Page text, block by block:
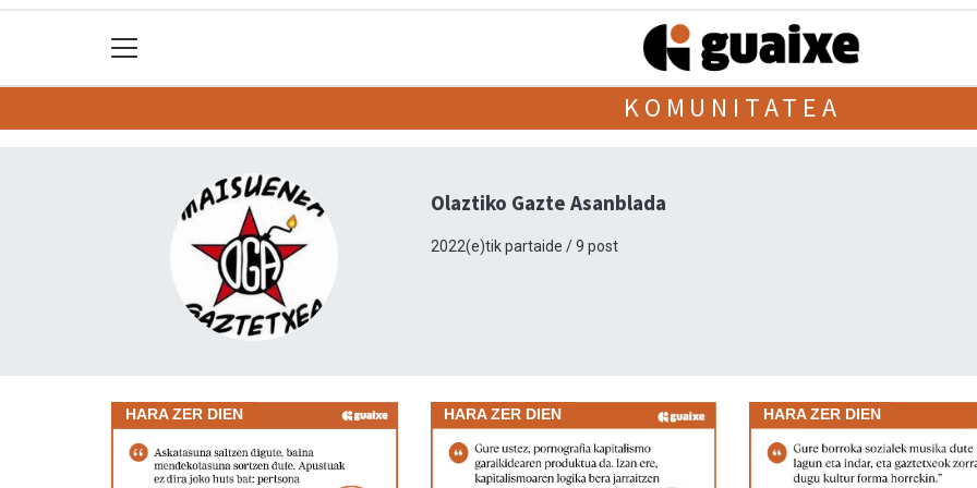
KOMUNITATEA
Olaztiko Gazte Asanblada
2022(e)tik partaide / 9 post
HARA ZER DIEN HARA ZER DIEN HARA ZER DIEN